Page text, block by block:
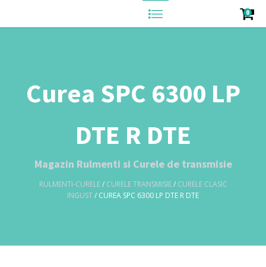
0
Curea SPC 6300 LP
DTE R DTE
Magazin Rulmenti si Curele de transmisie
RULMENTI-CURELE/ CURELE TRANSMISIE/ CURELE CLASIC
INGUST/ CUREA SPC 6300 LP DTE R DTE